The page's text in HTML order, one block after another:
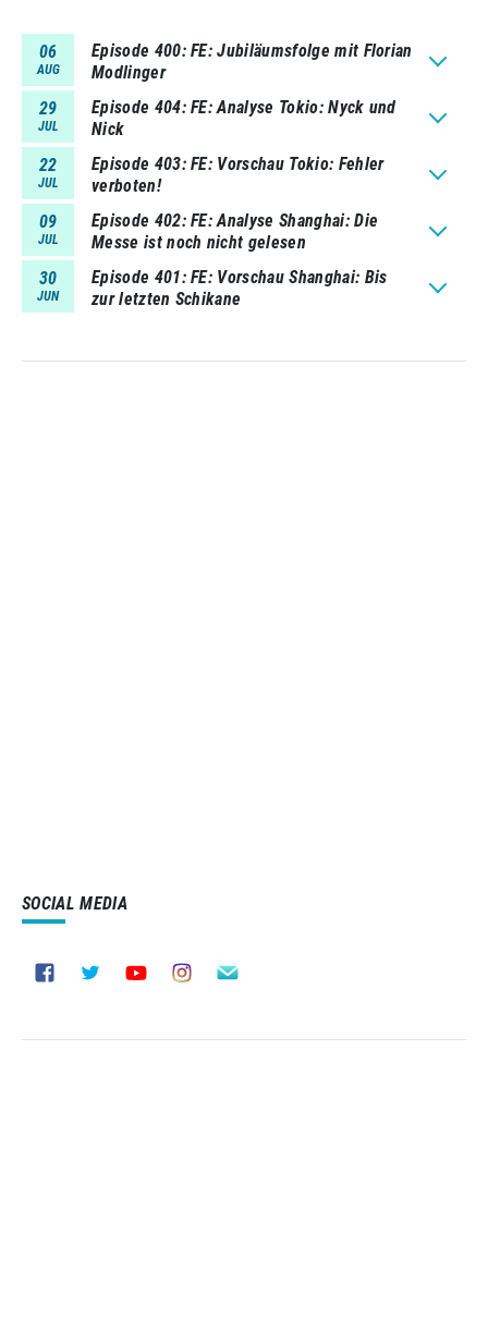
06
AUG
Episode 400 FE: Jubiläumsfolge mit Florian
Modlinger
29
JUL
Episode 404 FE: Analyse Tokio: Nyck und
Nick
22
JUL
Episode 403 FE: Vorschau Tokio: Fehler
verboten!
09
JUL
Episode 402 FE: Analyse Shanghai: Die
Messe ist noch nicht gelesen
30
JUN
Episode 401 FE: Vorschau Shanghai: Bis
zur letzten Schikane
SOCIAL MEDIA